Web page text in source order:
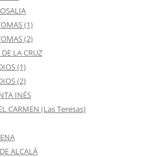
(1)
(2)
LA CRUZ
(1)
(2)
INÉS
CARMEN (Las Teresas)
ALCALÁ